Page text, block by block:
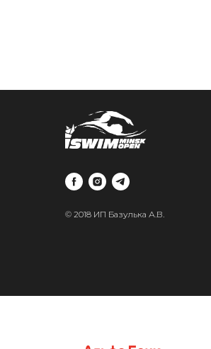
© 2018 ИП Базулька А.В.